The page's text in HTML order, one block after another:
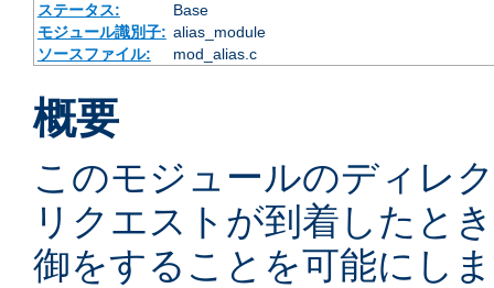
ステータス:
Base
モジュール識別子: alias_module
ソースファイル:
mod_alias.c
概要
このモジュールのディレ
リクエストが到着したと
御をすることを可能にし